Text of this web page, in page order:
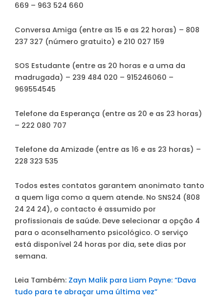
669 – 963 524 660
Conversa Amiga (entre as 15 e as 22 horas) – 808
237 327 (número gratuito) e 210 027 159
SOS Estudante (entre as 20 horas e a uma da
madrugada) – 239 484 020 – 915246060 –
969554545
Telefone da Esperança (entre as 20 e as 23 horas)
– 222 080 707
Telefone da Amizade (entre as 16 e as 23 horas) –
228 323 535
Todos estes contatos garantem anonimato tanto
a quem liga como a quem atende. No SNS24 (808
24 24 24), o contacto é assumido por
profissionais de saúde. Deve selecionar a opção 4
para o aconselhamento psicológico. O serviço
está disponível 24 horas por dia, sete dias por
semana.
Leia Também: Zayn Malik para Liam Payne: “Dava
tudo para te abraçar uma última vez”